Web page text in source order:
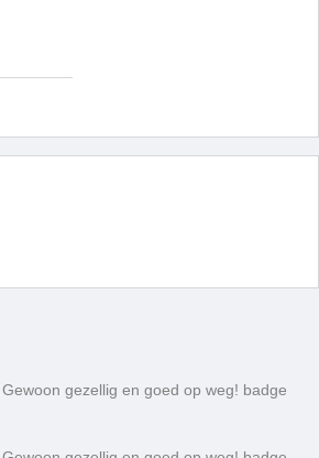
gezellig en goed op weg! badge